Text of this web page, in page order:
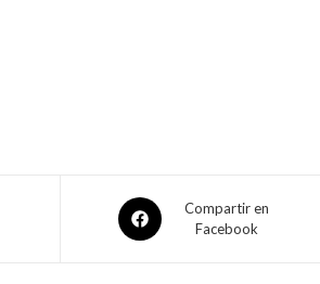
Compartir en
Facebook